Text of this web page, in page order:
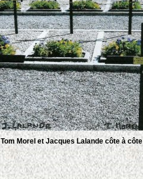
Tom Morel et Jacques Lalande côte à côte